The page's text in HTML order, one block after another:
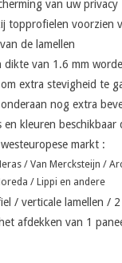
van uw privacy
topprofielen voorzien
de lamellen
dikte van 1.6 mm
extra stevigheid te
nog extra
kleuren beschikbaar
markt :
/ Van Mercksteijn /
/ Lippi en andere
/ verticale lamellen /
afdekken van 1